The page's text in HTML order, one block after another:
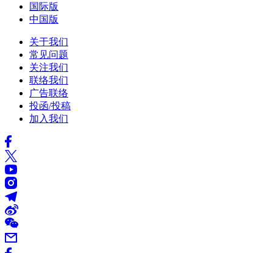
国际版
中国版
关于我们
常见问题
关注我们
联络我们
广告联络
投函/投稿
加入我们